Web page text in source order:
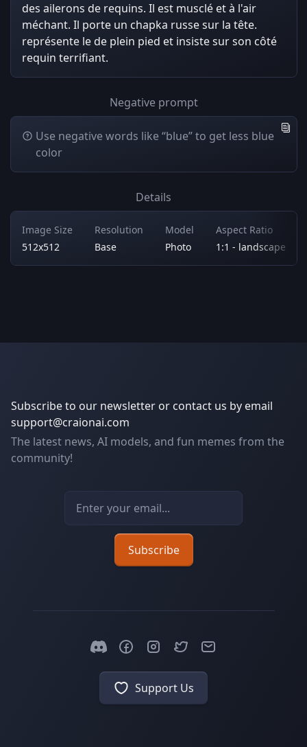
des ailerons de requins. Il est musclé et à l'air
méchant. Il porte un chapka russe sur la tête.
représente le de plein pied et insiste sur son côté
requin terrifiant.
Negative prompt
Use negative words like “blue” to get less blue
color
Details
Image Size
512x512
Resolution
Base
Model
Photo
Aspect Ratio
1:1 - landscape
Subscribe to our newsletter or contact us by email
support@craionai.com
The latest news, AI models, and fun memes from the
community!
Email address
Subscribe
Support Us